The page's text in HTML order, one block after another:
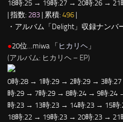
18時:25 → 19時:27 → 20時:26 →
| 指数: 283 | 累積: 496 |
・アルバム「Delight」収録ナンバ
●20位…miwa 「 ヒカリヘ 」
(アルバム: ヒカリヘ – EP)
0時:28 → 1時:29 → 2時:29 → 3時
時:29 → 7時:29 → 8時:24 → 9時:24
時:23 → 13時:23 → 14時:23 → 15
18時:22 → 19時:23 → 20時:23 →